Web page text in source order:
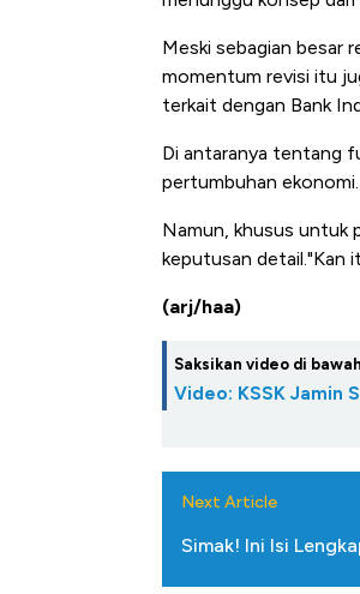
Meski sebagian besar
momentum revisi itu
terkait dengan Bank
Di antaranya tentang
pertumbuhan ekonomi.
Namun, khusus untuk
keputusan detail."Kan
(arj/haa)
Saksikan video di
Video: KSSK Jamin
Next Article
Simak! Ini Isi
Tembaga